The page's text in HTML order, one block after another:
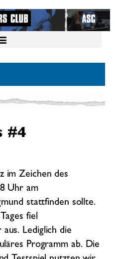
#4
im Zeichen des
Uhr am
stattfinden sollte.
fiel
Lediglich die
Programm ab. Die